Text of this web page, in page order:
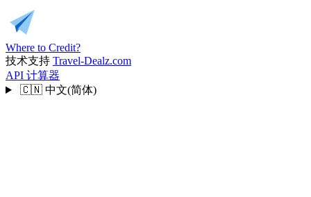
Where to Credit?
技术支持 Travel-Dealz.com
API 计算器
🇨🇳 中文(简体)